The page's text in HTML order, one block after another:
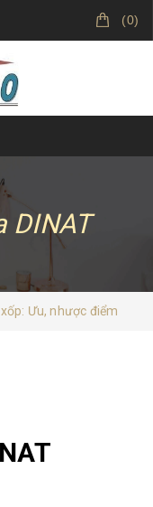
(0)
DINAT
Ưu, nhược điểm